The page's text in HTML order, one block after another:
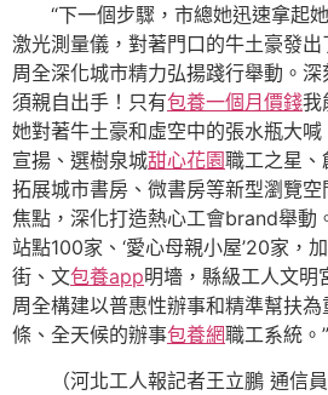
“下一個步驟，市總她迅速拿起
激光測量儀，對著門口的牛土豪發
周全深化城市精力弘揚踐行舉動。
須親自出手！只有包養一個月價錢我
她對著牛土豪和虛空中的張水瓶大
宣揚、選樹泉城甜心花園職工之星、
拓展城市書房、微書房等新型瀏覽
焦點，深化打造熱心工會brand舉動
站點100家、‘愛心母親小屋’20家，
街、文包養app明墻，縣級工人文明
周全構建以普惠性辦事和精準幫扶
條、全天候的辦事包養網職工系統。
（河北工人報記者王立鵬 通信員